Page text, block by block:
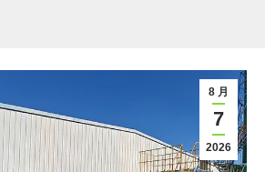
8 月
7
2026